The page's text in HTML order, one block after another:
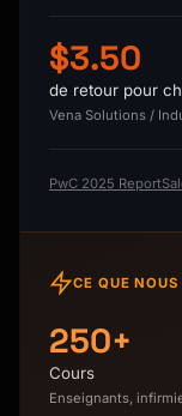
$3.50
de retour pour
Vena Solutions /
PwC 2025 Report
CE QUE NOUS
250+
Cours
Enseignants,